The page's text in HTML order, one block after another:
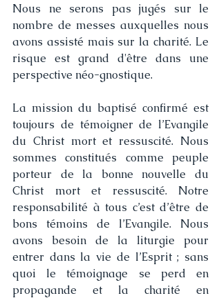
Nous ne serons pas jugés sur le
nombre de messes auxquelles nous
avons assisté mais sur la charité. Le
risque est grand d'être dans une
perspective néo-gnostique.
La mission du baptisé confirmé est
toujours de témoigner de l’Evangile
du Christ mort et ressuscité. Nous
sommes constitués comme peuple
porteur de la bonne nouvelle du
Christ mort et ressuscité. Notre
responsabilité à tous c’est d’être de
bons témoins de l’Evangile. Nous
avons besoin de la liturgie pour
entrer dans la vie de l’Esprit ; sans
quoi le témoignage se perd en
propagande et la charité en